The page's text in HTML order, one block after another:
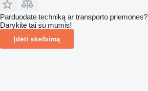
Parduodate techniką ar transporto priemones?
Darykite tai su mumis!
Įdėti skelbimą